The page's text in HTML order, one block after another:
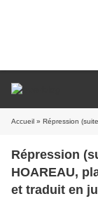
Accueil » Répression (suite) Notre
Répression
HOAREAU,
et traduit en